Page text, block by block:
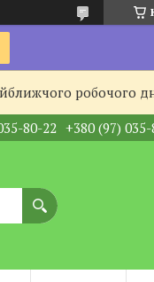
робочого
80-22 +380 (97)